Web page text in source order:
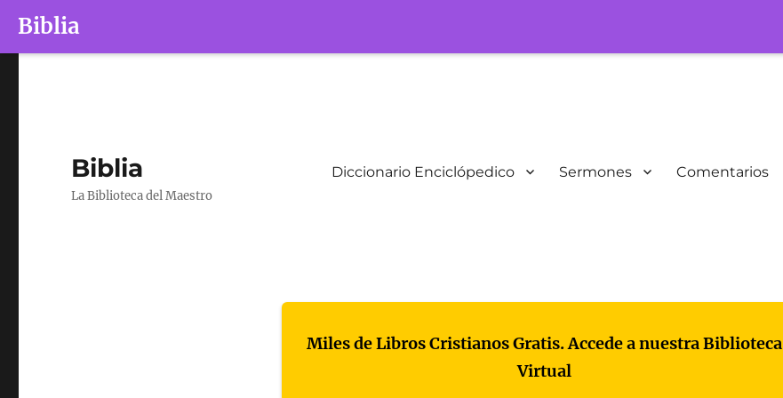
Biblia
Biblia
La Biblioteca del Maestro
Diccionario Enciclópedico Sermones Comentarios
Miles de Libros Cristianos Gratis. Accede a nuestra Biblioteca
Virtual